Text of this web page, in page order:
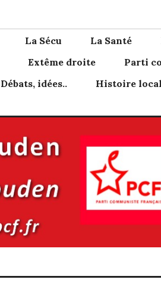
La Sécu La Santé
Extême droite
Parti
Débats, idées.. Histoire